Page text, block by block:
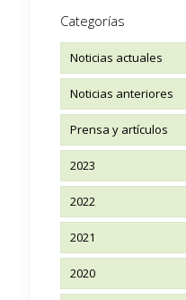
Categorías
Noticias actuales
Noticias anteriores
Prensa y artículos
2023
2022
2021
2020